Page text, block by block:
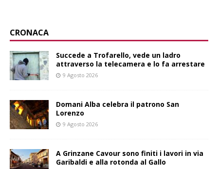
CRONACA
Succede a Trofarello, vede un ladro
attraverso la telecamera e lo fa arrestare
9 Agosto 2026
Domani Alba celebra il patrono San
Lorenzo
9 Agosto 2026
A Grinzane Cavour sono finiti i lavori in via
Garibaldi e alla rotonda al Gallo